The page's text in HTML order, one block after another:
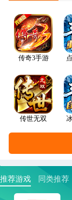
传奇3手游
传世无双
推荐游戏 同类推荐